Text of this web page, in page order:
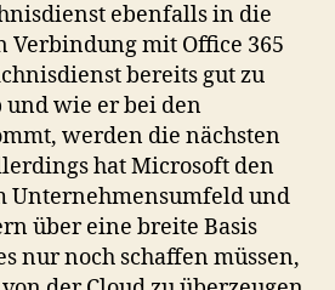
ebenfalls in die
Verbindung mit Office 365
bereits gut zu
wie er bei den
werden die nächsten
hat Microsoft den
Unternehmensumfeld und
über eine breite Basis
nur noch schaffen müssen,